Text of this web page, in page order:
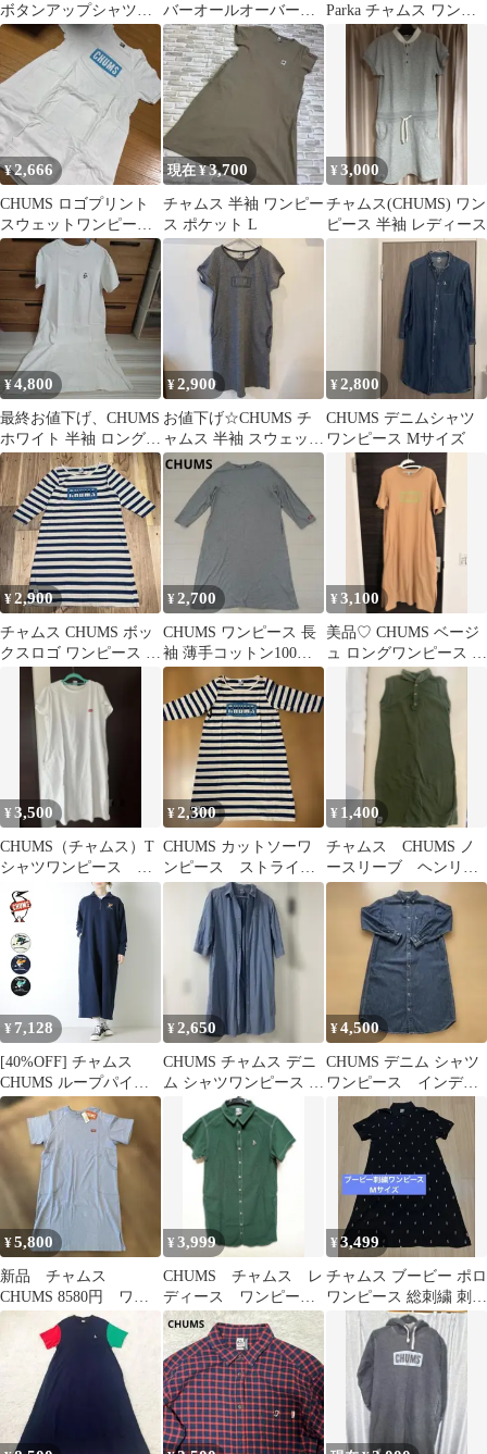
ボタンアップシャツワ
ンピース
バーオールオーバーザ
オーバーオールスカー
ト Tipi
Parka チャムス ワンピ
ース
¥2,666
CHUMS ロゴプリント
スウェットワンピース
M ホワイト
現在 ¥3,700
チャムス 半袖 ワンピー
ス ポケット L
¥3,000
チャムス(CHUMS) ワン
ピース 半袖 レディース
¥4,800
最終お値下げ、CHUMS
ホワイト 半袖 ロングワ
ンピース
¥2,900
お値下げ☆CHUMS チ
ャムス 半袖 スウェット
ワンピース グレー
¥2,800
CHUMS デニムシャツ
ワンピース Mサイズ
¥2,900
チャムス CHUMS ボッ
クスロゴ ワンピース チ
ュニック サイズL 女性
¥2,700
CHUMS ワンピース 長
袖 薄手コットン100％
ライトグレーＭ
¥3,100
美品♡ CHUMS ベージ
ュ ロングワンピース M
サイズ
¥3,500
CHUMS（チャムス）T
シャツワンピース
【L】
¥2,300
CHUMS カットソーワ
ンピース ストライ
プ Lサイズ
¥ 1,400
チャムス CHUMS ノ
ースリーブ ヘンリー
ネック ワンピース レ
ディース M
¥7,128
[40%OFF] チャムス
CHUMS ループパイル
ハーフジップワンピー
ス CH18-1374 スウェッ
ト 長袖 ロング ブービ
ーバード 刺繍 レディー
ス 2026春夏 [返品・交
換不可]
¥2,650
CHUMS チャムス デニ
ム シャツワンピース L
¥4,500
CHUMS デニム シャツ
ワンピース インディ
¥5,800
新品 チャムス
CHUMS 8580円 ワン
ピース チュニック
¥3,999
CHUMS チャムス レ
ディース ワンピー
ス 美品 春 夏 秋
¥3,499
チャムス ブービー ポロ
ワンピース 総刺繍 刺繍
ポロワンピース ポロシ